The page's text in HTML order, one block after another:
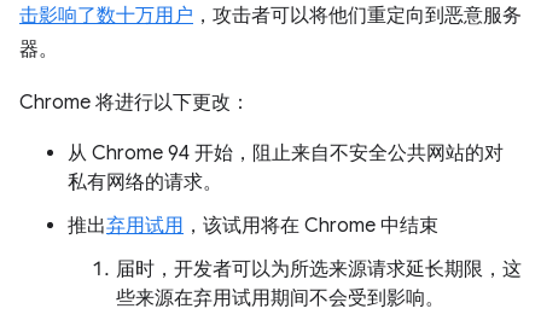
击影响了数十万用户 ，攻击者可以将他们重定向到恶意服务
器。
Chrome 将进行以下更改：
从 Chrome 94 开始，阻止来自不安全公共网站的对
私有网络的请求。
推出弃用试用 ，该试用将在 Chrome 中结束
届时，开发者可以为所选来源请求延长期限，这
些来源在弃用试用期间不会受到影响。